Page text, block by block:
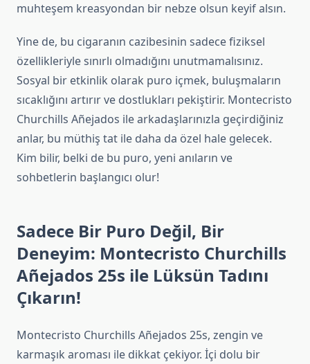
muhteşem kreasyondan bir nebze olsun keyif alsın.
Yine de, bu cigaranın cazibesinin sadece fiziksel
özellikleriyle sınırlı olmadığını unutmamalısınız.
Sosyal bir etkinlik olarak puro içmek, buluşmaların
sıcaklığını artırır ve dostlukları pekiştirir. Montecristo
Churchills Añejados ile arkadaşlarınızla geçirdiğiniz
anlar, bu müthiş tat ile daha da özel hale gelecek.
Kim bilir, belki de bu puro, yeni anıların ve
sohbetlerin başlangıcı olur!
Sadece Bir Puro Değil, Bir
Deneyim: Montecristo Churchills
Añejados 25s ile Lüksün Tadını
Çıkarın!
Montecristo Churchills Añejados 25s, zengin ve
karmaşık aroması ile dikkat çekiyor. İçi dolu bir